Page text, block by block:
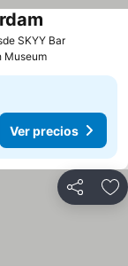
SKYY Bar
Museum
Ver precios
Compartir